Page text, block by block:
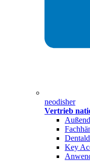
neodisher
Vertrieb
Key